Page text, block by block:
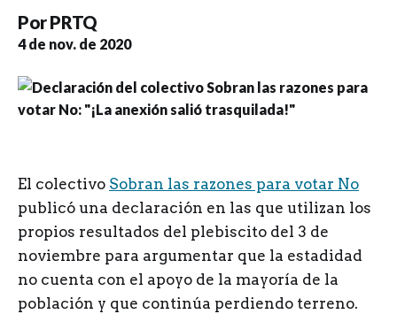
PorPRTQ
4 de nov. de 2020
El colectivo Sobran las razones para votar No
publicó una declaración en las que utilizan los
propios resultados del plebiscito del 3 de
noviembre para argumentar que la estadidad
no cuenta con el apoyo de la mayoría de la
población y que continúa perdiendo terreno.